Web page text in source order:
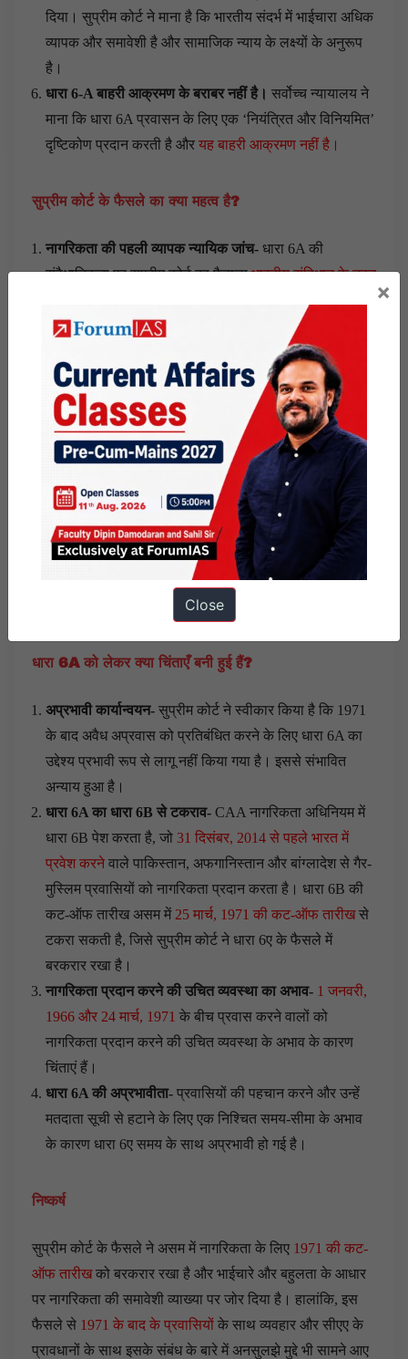
दिया। सुप्रीम कोर्ट ने माना है कि भारतीय संदर्भ में भाईचारा अधिक
व्यापक और समावेशी है और सामाजिक न्याय के लक्ष्यों के अनुरूप
है।
धारा 6-A बाहरी आक्रमण के बराबर नहीं है। सर्वोच्च न्यायालय ने
माना कि धारा 6A प्रवासन के लिए एक ‘नियंत्रित और विनियमित’
दृष्टिकोण प्रदान करती है और यह बाहरी आक्रमण नहीं है।
सुप्रीम कोर्ट के फैसले का क्या महत्व है?
नागरिकता की पहली व्यापक न्यायिक जांच- धारा 6A की
संवैधानिकता पर सुप्रीम कोर्ट का फैसलाभारतीय संविधान के तहत
नागरिकता का उदार और व्यापक दृष्टिकोण-
सुप्रीम कोर्ट ने
सांस्कृतिक विशिष्टता के आधार पर नागरिकता की संकीर्ण व्याख्या
को खारिज कर दिया है। फैसले ने इस बात को पुष्ट किया है कि
नागरिकता एक व्यापक, बहुलवादी अवधारणा है
।
संस्कृति संरक्षण के अधिकार को बहुसंस्कृतिवाद के ढांचे में देखा
जाना चाहिए-संस्कृति के संरक्षण के
संवैधानिक अधिकार की
के ढांचे के भीतर की जानी
चाहिए।
नागरिकता कानूनों पर संसद के अधिकार को बरकरार रखा-
सुप्रीम
कोर्ट ने संघ सूची कीप्रविष्टि 17 और अनुच्छेद 11 के तहत संसद
के अधिकार को बरकरार रखा है, जो उसे नागरिकता से संबंधित
कानून बनाने के लिए व्यापक अधिकार प्रदान करता है।
धारा 6Aको लेकर क्या चिंताएँ बनी हुई हैं?
अप्रभावी कार्यान्वयन- सुप्रीम कोर्ट ने स्वीकार किया है कि 1971
के बाद अवैध अप्रवास को प्रतिबंधित करने के लिए धारा 6A का
उद्देश्य प्रभावी रूप से लागू नहीं किया गया है। इससे संभावित
अन्याय हुआ है।
धारा 6A का धारा 6B से टकराव- CAA नागरिकता अधिनियम में
धारा 6B पेश करता है, जो 31 दिसंबर, 2014 से पहले भारत में
प्रवेश करने वाले पाकिस्तान, अफगानिस्तान और बांग्लादेश से गैर-
मुस्लिम प्रवासियों को नागरिकता प्रदान करता है। धारा 6B की
कट-ऑफ तारीख असम में 25 मार्च, 1971 की कट-ऑफ तारीखसे
टकरा सकती है, जिसे सुप्रीम कोर्ट ने धारा 6ए के फैसले में
बरकरार रखा है।
नागरिकता प्रदान करने की उचित व्यवस्था का अभाव- 1 जनवरी,
1966 और 24 मार्च, 1971 के बीच प्रवास करने वालों को
नागरिकता प्रदान करने की उचित व्यवस्था के अभाव के कारण
चिंताएं हैं।
धारा 6A की अप्रभावीता- प्रवासियों की पहचान करने और उन्हें
मतदाता सूची से हटाने के लिए एक निश्चित समय-सीमा के अभाव
के कारण धारा 6ए समय के साथ अप्रभावी हो गई है।
निष्कर्ष
सुप्रीम कोर्ट के फैसले ने असम में नागरिकता के लिए 1971 की कट-
ऑफ तारीखको बरकरार रखा है और भाईचारे और बहुलता के आधार
पर नागरिकता की समावेशी व्याख्या पर जोर दिया है। हालांकि, इस
फैसले से 1971 के बाद के प्रवासियों के साथ व्यवहार और सीएए के
प्रावधानों के साथ इसके संबंध के बारे में अनसुलझे मुद्दे भी सामने आए
×
Close